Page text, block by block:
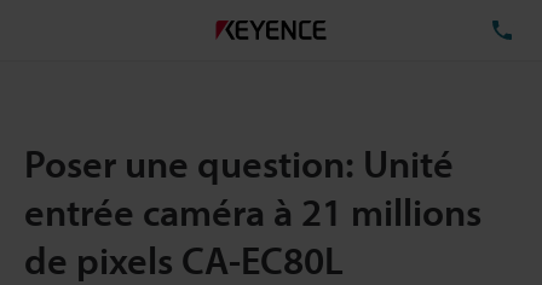
Poser une question: Unité
entrée caméra à 21 millions
de pixels CA-EC80L